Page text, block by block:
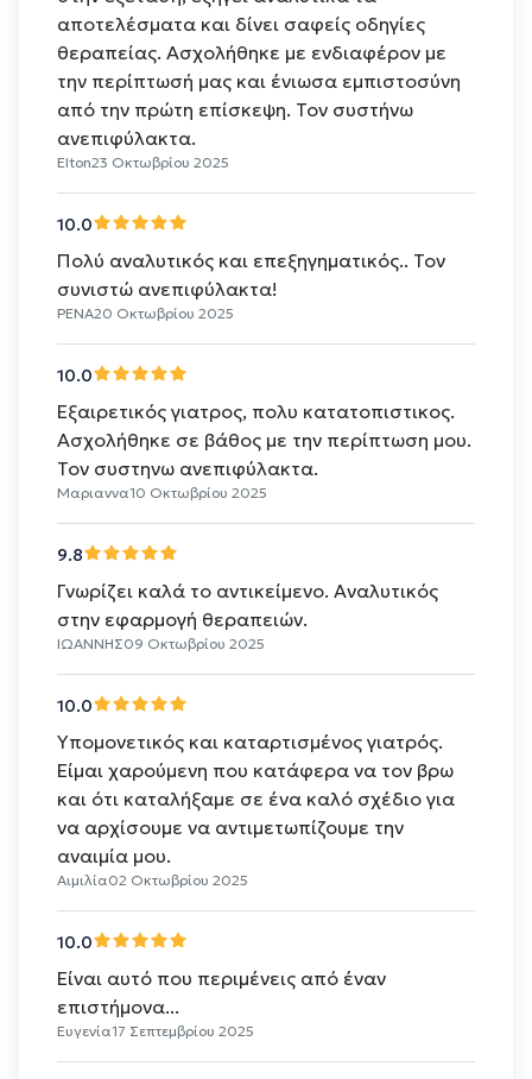
αποτελέσματα και δίνει σαφείς οδηγίες
θεραπείας. Ασχολήθηκε με ενδιαφέρον με
την περίπτωσή μας και ένιωσα εμπιστοσύνη
από την πρώτη επίσκεψη. Τον συστήνω
ανεπιφύλακτα.
Elton23 Οκτωβρίου 2025
10.0
Πολύ αναλυτικός και επεξηγηματικός.. Τον
συνιστώ ανεπιφύλακτα!
ΡΕΝΑ20 Οκτωβρίου 2025
10.0
Εξαιρετικός γιατρος, πολυ κατατοπιστικος.
Ασχολήθηκε σε βάθος με την περίπτωση μου.
Τον συστηνω ανεπιφύλακτα.
Μαριαννα10 Οκτωβρίου 2025
9.8
Γνωρίζει καλά το αντικείμενο. Αναλυτικός
στην εφαρμογή θεραπειών.
ΙΩΑΝΝΗΣ09 Οκτωβρίου 2025
10.0
Υπομονετικός και καταρτισμένος γιατρός.
Είμαι χαρούμενη που κατάφερα να τον βρω
και ότι καταλήξαμε σε ένα καλό σχέδιο για
να αρχίσουμε να αντιμετωπίζουμε την
αναιμία μου.
Αιμιλία02 Οκτωβρίου 2025
10.0
Είναι αυτό που περιμένεις από έναν
επιστήμονα...
Ευγενία17 Σεπτεμβρίου 2025